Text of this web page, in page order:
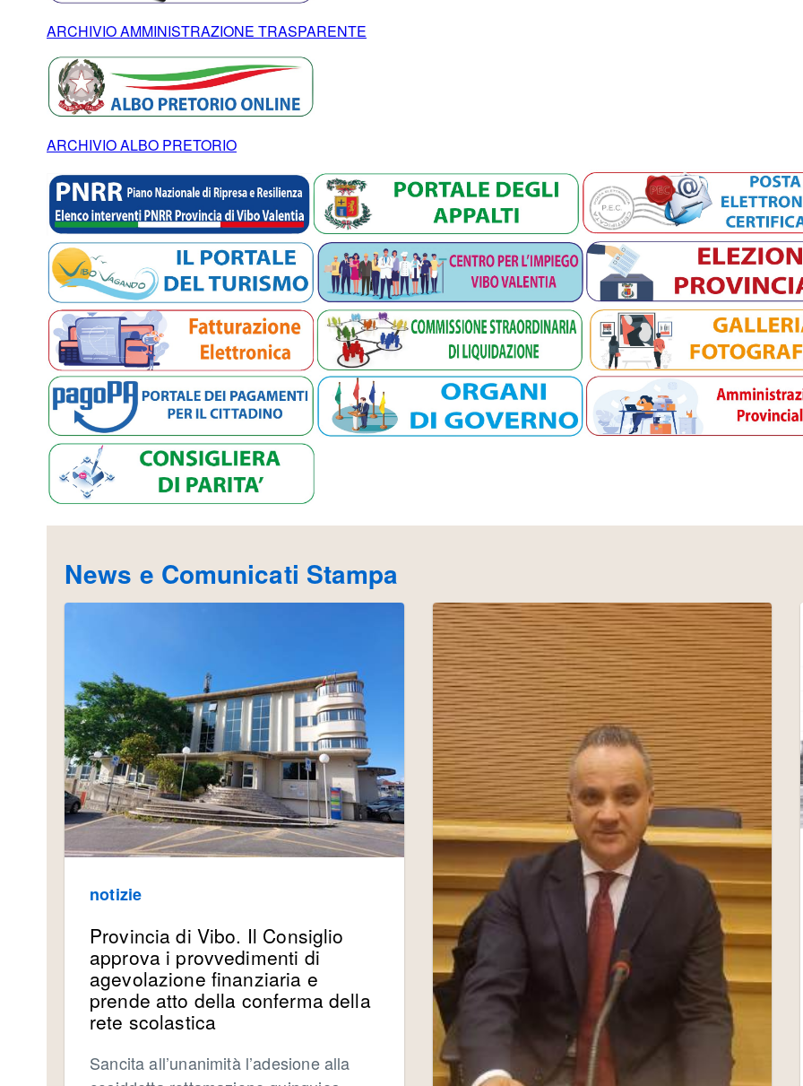
ARCHIVIO AMMINISTRAZIONE TRASPARENTE
ARCHIVIO ALBO PRETORIO
News e Comunicati Stampa
notizie
Provincia di Vibo. Il Consiglio
approva i provvedimenti di
agevolazione finanziaria e
prende atto della conferma della
rete scolastica
Sancita all’unanimità l’adesione alla